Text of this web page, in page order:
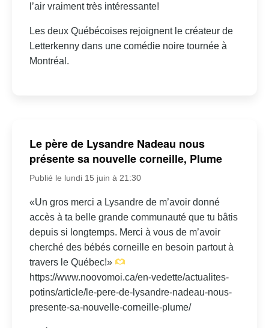
l’air vraiment très intéressante!
Les deux Québécoises rejoignent le créateur de
Letterkenny dans une comédie noire tournée à
Montréal.
Le père de Lysandre Nadeau nous
présente sa nouvelle corneille, Plume
Publié le lundi 15 juin à 21:30
«Un gros merci a Lysandre de m’avoir donné
accès à ta belle grande communauté que tu bâtis
depuis si longtemps. Merci à vous de m’avoir
cherché des bébés corneille en besoin partout à
travers le Québec!»
https://www.noovomoi.ca/en-vedette/actualites-
potins/article/le-pere-de-lysandre-nadeau-nous-
presente-sa-nouvelle-corneille-plume/